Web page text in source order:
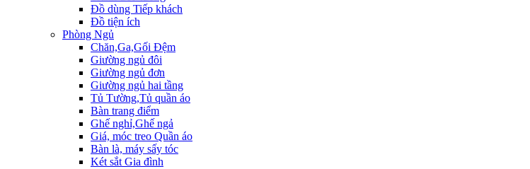
Đồ dùng Tiếp khách
Đồ tiện ích
Phòng Ngủ
Chăn,Ga,Gối Đệm
Giường ngủ đôi
Giường ngủ đơn
Giường ngủ hai tầng
Tủ Tường,Tủ quần áo
Bàn trang điểm
Ghế nghỉ,Ghế ngả
Giá, móc treo Quần áo
Bàn là, máy sấy tóc
Két sắt Gia đình